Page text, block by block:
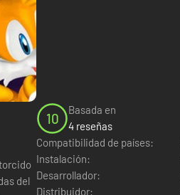
del
10
Basada en
4 reseñas
Compatibilidad de países:
Instalación:
Desarrollador:
Distribuidor: